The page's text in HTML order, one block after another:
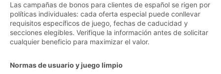
Las campañas de bonos para clientes de español se rigen por
políticas individuales: cada oferta especial puede conllevar
requisitos específicos de juego, fechas de caducidad y
secciones elegibles. Verifique la información antes de solicitar
cualquier beneficio para maximizar el valor.
Normas de usuario y juego limpio